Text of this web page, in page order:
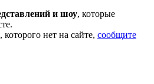
и шоу, которые
нет на сайте, сообщите